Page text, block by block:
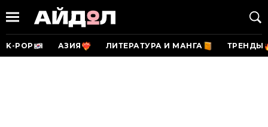
K-POP АЗИЯ ЛИТЕРАТУРА И МАНГА ТРЕНДЫ